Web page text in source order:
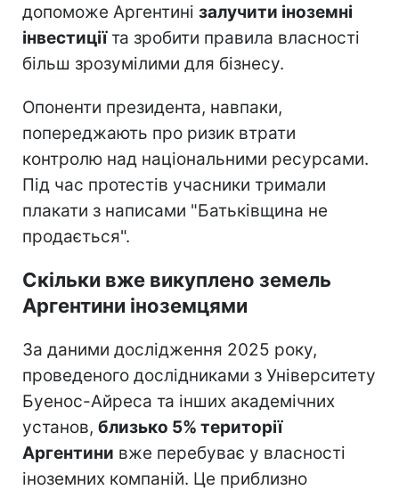
допоможе Аргентині залучити іноземні
інвестиціїта зробити правила власності
більш зрозумілими для бізнесу.
Опоненти президента, навпаки,
попереджають про ризик втрати
контролю над національними ресурсами.
Під час протестів учасники тримали
плакати з написами "Батьківщина не
продається".
Скільки вже викуплено земель
Аргентини іноземцями
За даними дослідження 2025 року,
проведеного дослідниками з Університету
Буенос-Айреса та інших академічних
установ, близько 5% території
Аргентини вже перебуває у власності
іноземних компаній. Це приблизно